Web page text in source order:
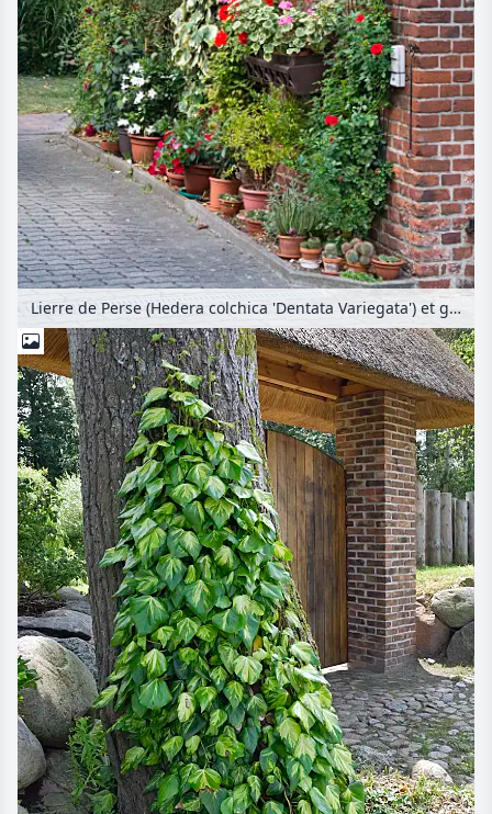
Lierre de Perse (Hedera colchica 'Dentata Variegata') et géraniums (Pelargonium) devant un mur en brique